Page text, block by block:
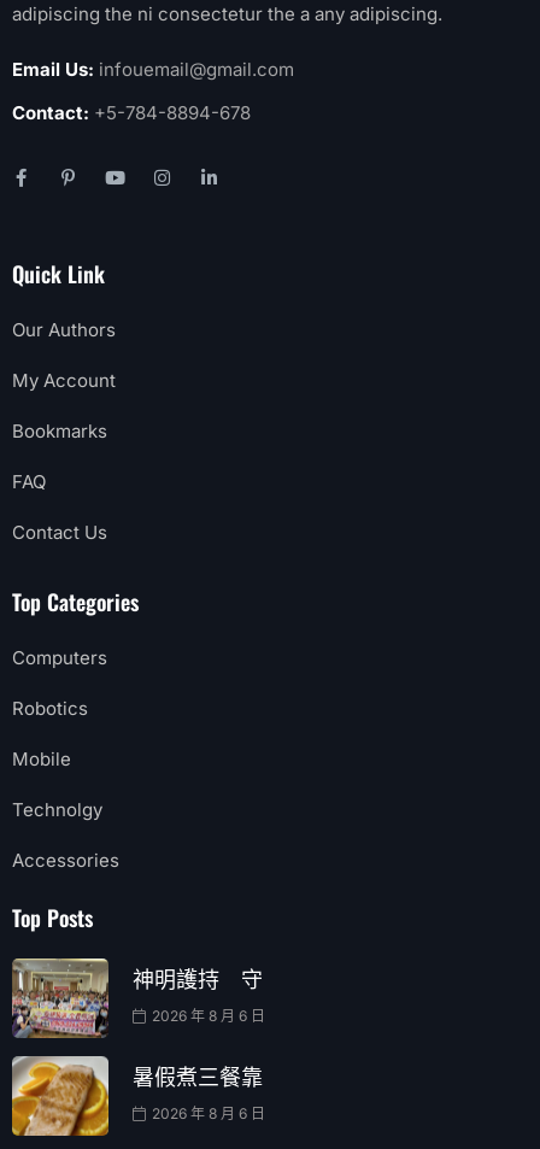
adipiscing the ni consectetur the a any adipiscing.
Email Us: infouemail@gmail.com
Contact: +5-784-8894-678
Quick Link
Our Authors
My Account
Bookmarks
FAQ
Contact Us
Top Categories
Computers
Robotics
Mobile
Technolgy
Accessories
Top Posts
神明護持 守
2026 年 8 月 6 日
暑假煮三餐靠
2026 年 8 月 6 日